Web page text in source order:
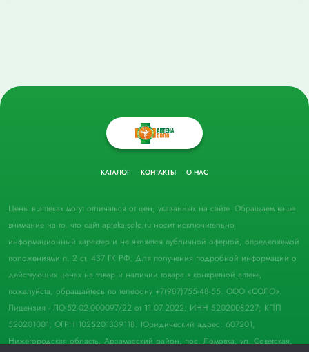
КАТАЛОГ КОНТАКТЫ О НАС
Цены в аптеках могут отличаться от цен, указанных на сайте. Обращаем ваше
внимание на то, что сайт apteka-solo.ru носит исключительно
информационный характер и не является публичной офертой, определяемой
положениями п. 2 ст. 437 ГК РФ. Для получения подробной информации о
действующих ценах на товар и наличии товара в конкретной аптеке,
пожалуйста, обращайтесь по телефону +7(987)755-48-55. ООО «СОЛО».
Лицензия - ЛО-52-02-000097/22 от 11.07.2022. ИНН 5202008227; КПП
520201001; ОГРН 1025201339118. Юридический адрес: 607201,
Нижегородская область, Арзамасский район, пос. Ломовка, ул. Советская,